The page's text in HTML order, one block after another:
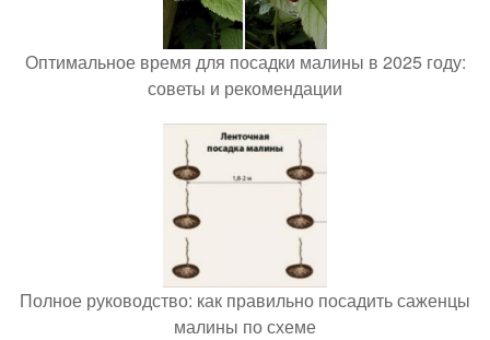
Оптимальное время для посадки малины в 2025 году:
советы и рекомендации
Полное руководство: как правильно посадить саженцы
малины по схеме